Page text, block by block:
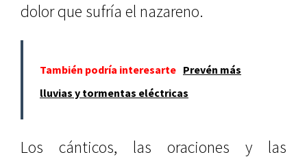
dolor que sufría el nazareno.
También podría interesarte Prevén más
lluvias y tormentas eléctricas
Los cánticos, las oraciones y las